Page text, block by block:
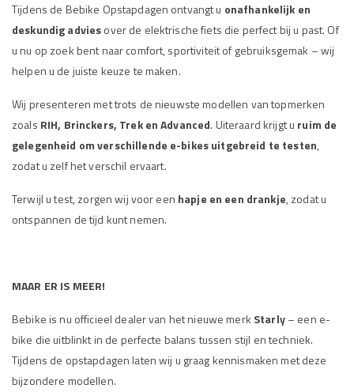
Tijdens de Bebike Opstapdagen ontvangt u onafhankelijk en
deskundig adviesover de elektrische fiets die perfect bij u past. Of
u nu op zoek bent naar comfort, sportiviteit of gebruiksgemak – wij
helpen u de juiste keuze te maken.
Wij presenteren met trots de nieuwste modellen van topmerken
zoals RIH, Brinckers, Trek en Advanced. Uiteraard krijgt u ruim de
gelegenheid om verschillende e-bikes uitgebreid te testen,
zodat u zelf het verschil ervaart.
Terwijl u test, zorgen wij voor een hapje en een drankje, zodat u
ontspannen de tijd kunt nemen.
MAAR ER IS MEER!
Bebike is nu officieel dealer van het nieuwe merk Starly– een e-
bike die uitblinkt in de perfecte balans tussen stijl en techniek.
Tijdens de opstapdagen laten wij u graag kennismaken met deze
bijzondere modellen.